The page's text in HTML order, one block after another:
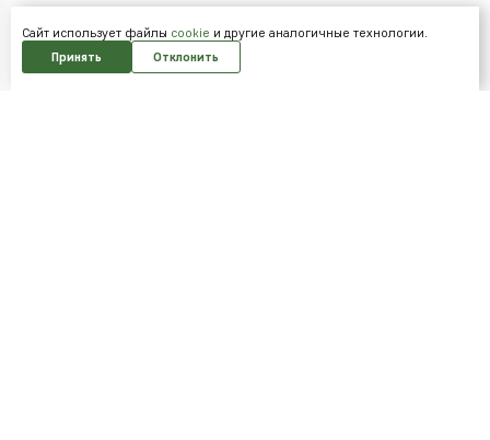
Cайт использует файлы cookie и другие аналогичные технологии.
Принять
Отклонить